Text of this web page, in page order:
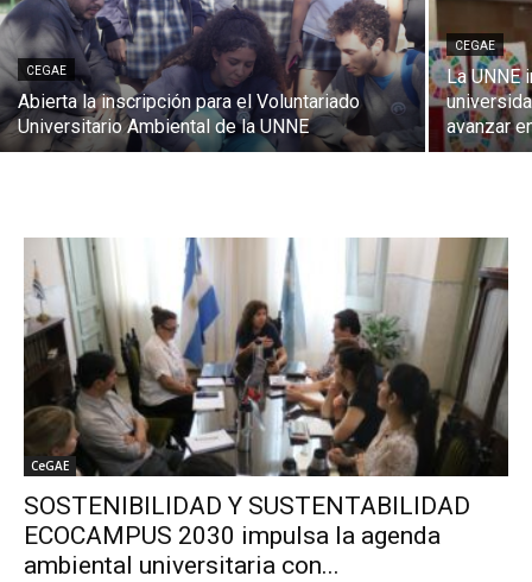
CEGAE
Abierta la inscripción para el Voluntariado
Universitario Ambiental de la UNNE
CEGAE
La UNNE
avanzar
CeGAE
SOSTENIBILIDAD Y SUSTENTABILIDAD
ECOCAMPUS 2030 impulsa la agenda
ambiental universitaria con...